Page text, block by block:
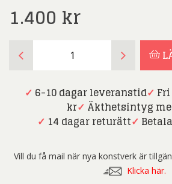
1.400 kr
Kotliarova
Drömmare
Litografi
✓ 6-10 dagar leveranstid✓
kr✓ Äkthetsintyg
✓ 14 dagar returätt✓
Vill du få mail när nya konstverk är
Klicka här.